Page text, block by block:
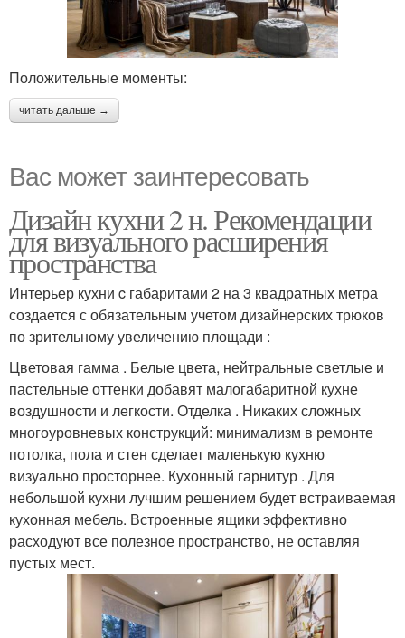
Положительные моменты:
читать дальше →
Вас может заинтересовать
Дизайн кухни 2 н. Рекомендации
для визуального расширения
пространства
Интерьер кухни c габаритами 2 на 3 квадратных метра
создается с обязательным учетом дизайнерских трюков
по зрительному увеличению площади :
Цветовая гамма . Белые цвета, нейтральные светлые и
пастельные оттенки добавят малогабаритной кухне
воздушности и легкости. Отделка . Никаких сложных
многоуровневых конструкций: минимализм в ремонте
потолка, пола и стен сделает маленькую кухню
визуально просторнее. Кухонный гарнитур . Для
небольшой кухни лучшим решением будет встраиваемая
кухонная мебель. Встроенные ящики эффективно
расходуют все полезное пространство, не оставляя
пустых мест.